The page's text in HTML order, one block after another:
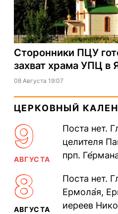
Сторонники ПЦУ
захват храма УПЦ в
08 Августа 19:07
ЦЕРКОВНЫЙ
9
АВГУСТА
Поста нет.
целителя
прп.
Николая
ради...
8
АВГУСТА
Поста нет.
Ермола́я,
иереев